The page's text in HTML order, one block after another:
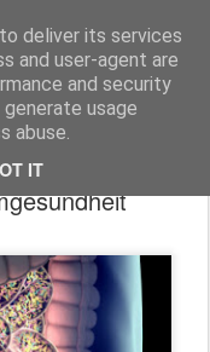
deliver its services
and user-agent are
and security
usage
abuse.
IT
- Spiritualität - Zukunftsforschung - Einheit
gibt Aufschluss